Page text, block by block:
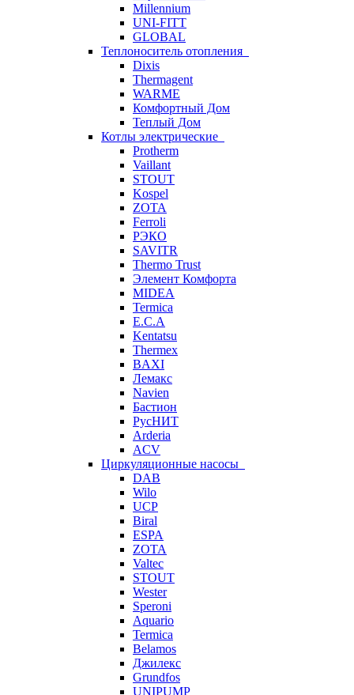
Millennium
UNI-FITT
GLOBAL
Теплоноситель отопления
Dixis
Thermagent
WARME
Комфортный Дом
Теплый Дом
Котлы электрические
Protherm
Vaillant
STOUT
Kospel
ZOTA
Ferroli
РЭКО
SAVITR
Thermo Trust
Элемент Комфорта
MIDEA
Termica
E.C.A
Kentatsu
Thermex
BAXI
Лемакс
Navien
Бастион
РусНИТ
Arderia
ACV
Циркуляционные насосы
DAB
Wilo
UCP
Biral
ESPA
ZOTA
Valtec
STOUT
Wester
Speroni
Aquario
Termica
Belamos
Джилекс
Grundfos
UNIPUMP